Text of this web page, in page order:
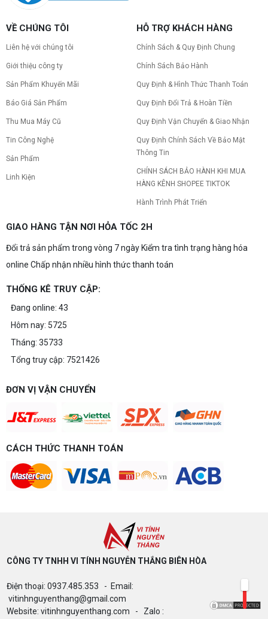
VỀ CHÚNG TÔI
Liên hệ với chúng tôi
Giới thiệu công ty
Sản Phẩm Khuyến Mãi
Báo Giá Sản Phẩm
Thu Mua Máy Cũ
Tin Công Nghệ
Sản Phẩm
Linh Kiện
HỖ TRỢ KHÁCH HÀNG
Chính Sách & Quy Định Chung
Chính Sách Bảo Hành
Quy Định & Hình Thức Thanh Toán
Quy Định Đổi Trả & Hoàn Tiền
Quy Định Vận Chuyển & Giao Nhận
Quy Định Chính Sách Về Bảo Mật
Thông Tin
CHÍNH SÁCH BẢO HÀNH KHI MUA
HÀNG KÊNH SHOPEE TIKTOK
Hành Trình Phát Triển
GIAO HÀNG TẬN NƠI HỎA TỐC 2H
Đổi trả sản phẩm trong vòng 7 ngày Kiểm tra tình trạng hàng hóa
online Chấp nhận nhiều hình thức thanh toán
THỐNG KÊ TRUY CẬP:
Đang online: 43
Hôm nay: 5725
Tháng: 35733
Tổng truy cập: 7521426
ĐƠN VỊ VẬN CHUYỂN
CÁCH THỨC THANH TOÁN
CÔNG TY TNHH VI TÍNH NGUYỄN THẮNG BIÊN HÒA​
Điện thoại: 0937.485.353 - Email:
vitinhnguyenthang@gmail.com
Website: vitinhnguyenthang.com - Zalo :